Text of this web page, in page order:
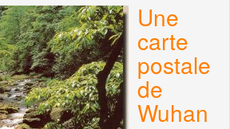
Une
carte
postale
de
Wuhan